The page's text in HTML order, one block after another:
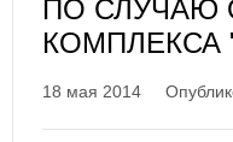
ПО СЛУЧАЮ
КОМПЛЕКСА
18 мая 2014